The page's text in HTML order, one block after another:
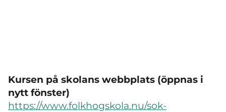
Kursen på skolans webbplats (öppnas i
nytt fönster)
https://www.folkhogskola.nu/sok-